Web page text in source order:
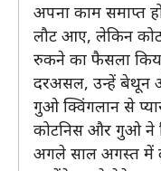
अपना काम समाप्त
लौट आए, लेकिन
रुकने का फैसला
दरअसल, उन्हें बेथून
गुओ क्विंगलान से
कोटनिस और गुओ ने
अगले साल अगस्त में